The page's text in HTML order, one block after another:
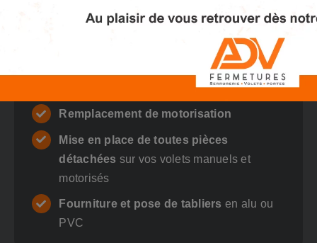
solutions adaptées à vos besoins.
Changement d’attaches de tablier
Mise en place de verrous manuels et
Remplacement de motorisation
Mise en place de toutes pièces
détachées sur vos volets manuels et
motorisés
Fourniture et pose de tabliers en alu ou
PVC